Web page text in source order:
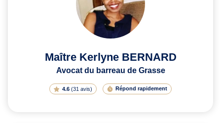
Maître Kerlyne BERNARD
Avocat du barreau de Grasse
4.6 (31 avis) Répond rapidement